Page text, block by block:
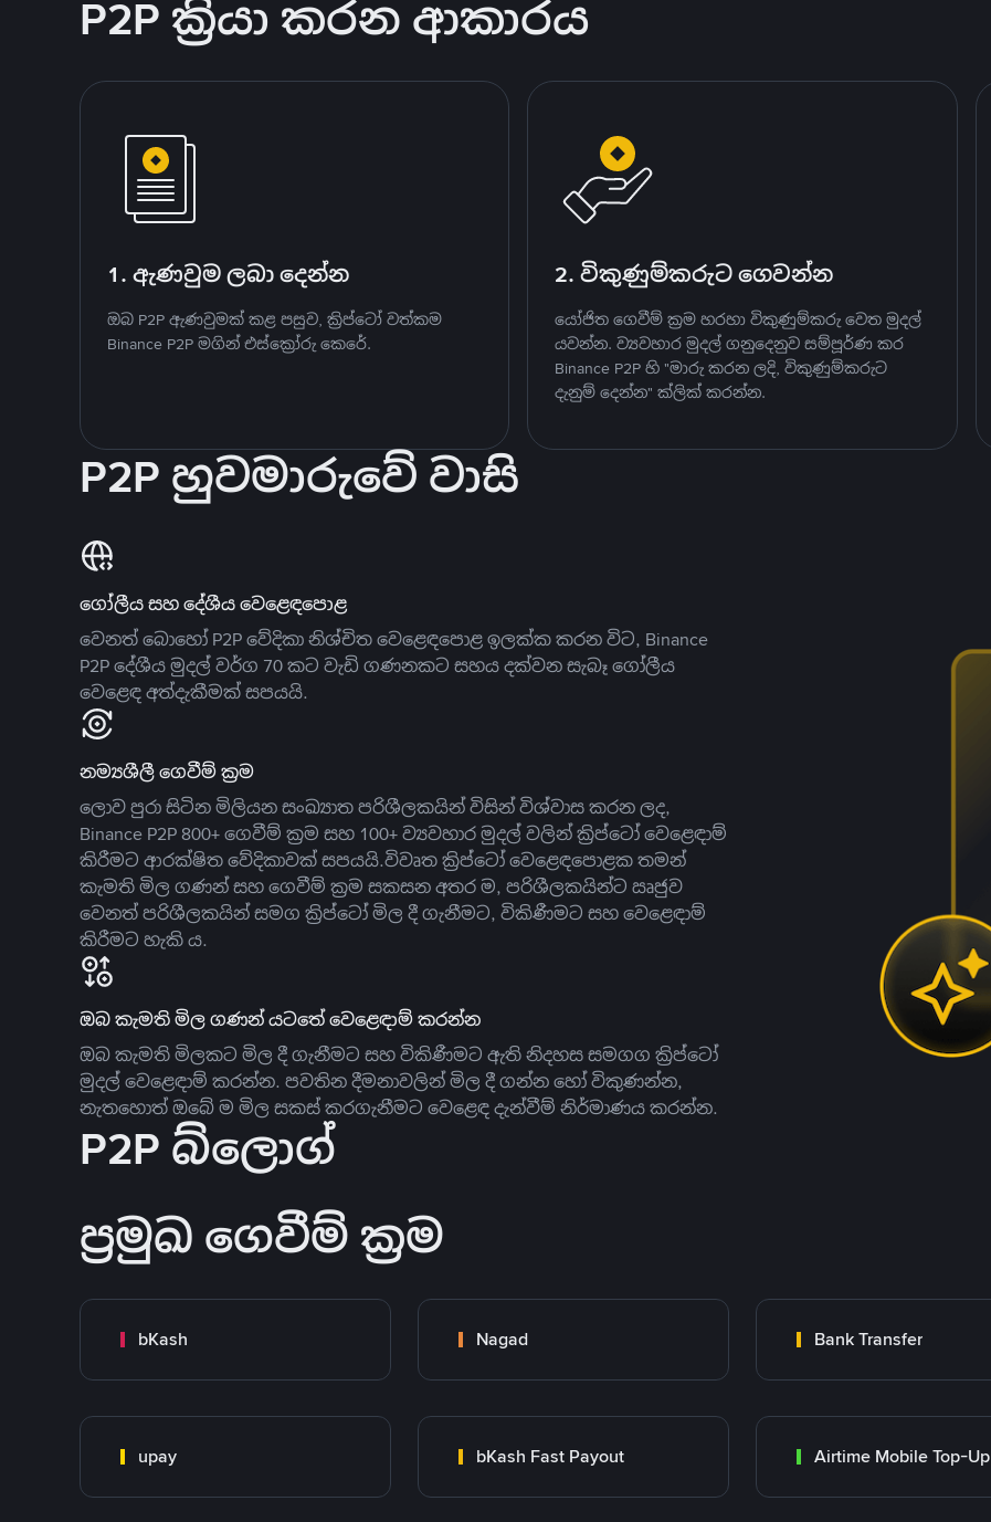
P2P ක්‍රියා කරන ආකාරය
1. ඇණවුම ලබා දෙන්න
ඔබ P2P ඇණවුමක් කළ පසුව, ක්‍රිප්ටෝ වත්කම
Binance P2P මගින් එස්ක්‍රෝරු කෙරේ.
2. විකුණුම්කරුට ගෙවන්න
යෝජිත ගෙවීම් ක්‍රම හරහා විකුණුම්කරු වෙත මුදල්
යවන්න. ව්‍යවහාර මුදල් ගනුදෙනුව සම්පූර්ණ කර
Binance P2P හි "මාරු කරන ලදි, විකුණුම්කරුට
දැනුම් දෙන්න" ක්ලික් කරන්න.
P2P හුවමාරුවේ වාසි
ගෝලීය සහ දේශීය වෙළෙඳපොළ
වෙනත් බොහෝ P2P වේදිකා නිශ්චිත වෙළෙඳපොළ ඉලක්ක කරන විට, Binance
P2P දේශීය මුදල් වර්ග 70 කට වැඩි ගණනකට සහය දක්වන සැබෑ ගෝලීය
වෙළෙඳ අත්දැකීමක් සපයයි.
නම්‍යශීලී ගෙවීම් ක්‍රම
ලොව පුරා සිටින මිලියන සංඛ්‍යාත පරිශීලකයින් විසින් විශ්වාස කරන ලද,
Binance P2P 800+ ගෙවීම් ක්‍රම සහ 100+ ව්‍යවහාර මුදල් වලින් ක්‍රිප්ටෝ වෙළෙඳාම්
කිරීමට ආරක්ෂිත වේදිකාවක් සපයයි.විවෘත ක්‍රිප්ටෝ වෙළෙඳපොළක තමන්
කැමති මිල ගණන් සහ ගෙවීම් ක්‍රම සකසන අතර ම, පරිශීලකයින්ට ඍජුව
වෙනත් පරිශීලකයින් සමග ක්‍රිප්ටෝ මිල දී ගැනීමට, විකිණීමට සහ වෙළෙඳාම්
කිරීමට හැකි ය.
ඔබ කැමති මිල ගණන් යටතේ වෙළෙඳාම් කරන්න
ඔබ කැමති මිලකට මිල දී ගැනීමට සහ විකිණීමට ඇති නිදහස සමගග ක්‍රිප්ටෝ
මුදල් වෙළෙඳාම් කරන්න. පවතින දීමනාවලින් මිල දී ගන්න හෝ විකුණන්න,
නැතහොත් ඔබේ ම මිල සකස් කරගැනීමට වෙළෙඳ දැන්වීම් නිර්මාණය කරන්න.
P2P බ්ලොග්
ප්‍රමුඛ ගෙවීම් ක්‍රම
bKash Nagad Bank Transfer
upay bKash Fast Payout Airtime Mobile Top-Up